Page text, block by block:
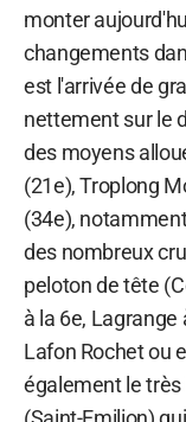
monter
changements
est l'arrivée de
nettement sur le
des moyens
(21e), Troplong
(34e),
des nombreux
peloton de tête
à la 6e, Lagrange
Lafon Rochet ou
également le